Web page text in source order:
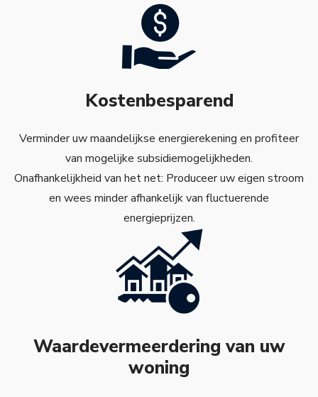
Kostenbesparend
Verminder uw maandelijkse energierekening en profiteer
van mogelijke subsidiemogelijkheden.
Onafhankelijkheid van het net: Produceer uw eigen stroom
en wees minder afhankelijk van fluctuerende
energieprijzen.
Waardevermeerdering van uw
woning